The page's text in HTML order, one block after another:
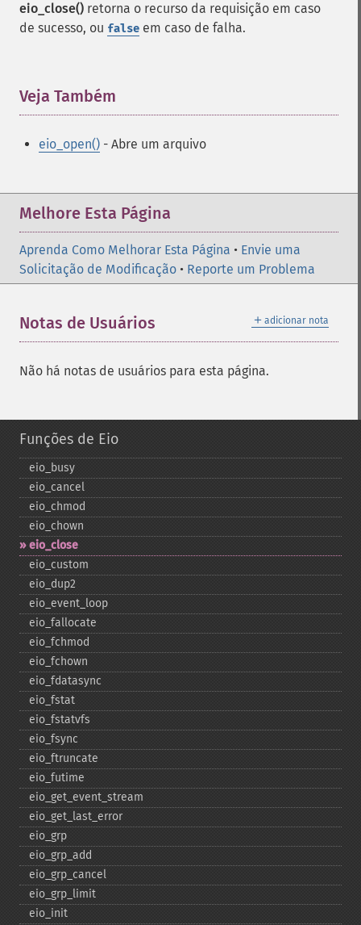
eio_close() retorna o recurso da requisição em caso
de sucesso, ou false em caso de falha.
Veja Também
eio_open() - Abre um arquivo
Melhore Esta Página
Aprenda Como Melhorar Esta Página • Envie uma
Solicitação de Modificação • Reporte um Problema
＋ adicionar nota
Notas de Usuários
Não há notas de usuários para esta página.
Funções de Eio
eio_​busy
eio_​cancel
eio_​chmod
eio_​chown
eio_​close
eio_​custom
eio_​dup2
eio_​event_​loop
eio_​fallocate
eio_​fchmod
eio_​fchown
eio_​fdatasync
eio_​fstat
eio_​fstatvfs
eio_​fsync
eio_​ftruncate
eio_​futime
eio_​get_​event_​stream
eio_​get_​last_​error
eio_​grp
eio_​grp_​add
eio_​grp_​cancel
eio_​grp_​limit
eio_​init